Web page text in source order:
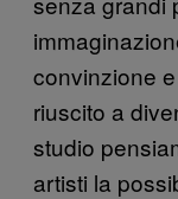
convinzione
riuscito a
studio
artisti la